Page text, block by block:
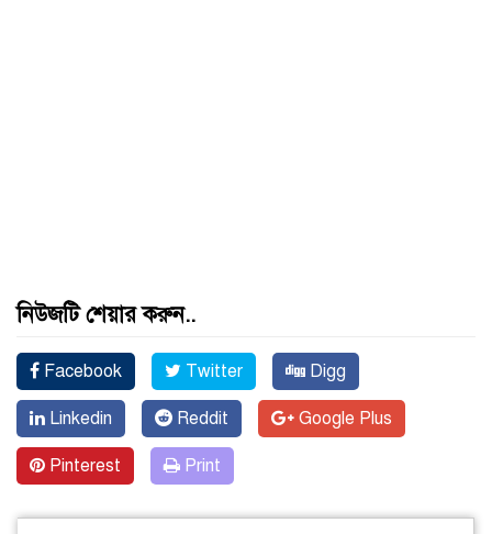
নিউজটি শেয়ার করুন..
Facebook Twitter Digg
Linkedin Reddit Google Plus
Pinterest Print